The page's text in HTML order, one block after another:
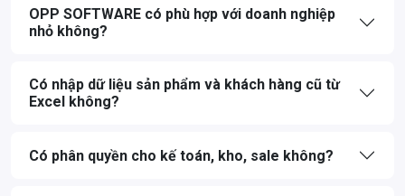
OPP SOFTWARE có phù hợp với doanh nghiệp
nhỏ không?
Có nhập dữ liệu sản phẩm và khách hàng cũ từ
Excel không?
Có phân quyền cho kế toán, kho, sale không?